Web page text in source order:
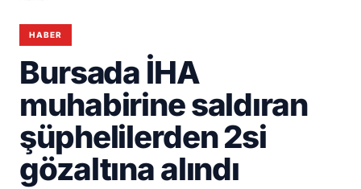
HABER
Bursada İHA
muhabirine saldıran
şüphelilerden 2si
gözaltına alındı